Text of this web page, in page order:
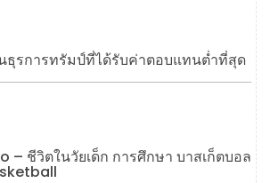
ธุรการทรัมป์ที่ได้รับค่าตอบแทนต่ำที่สุด
– ชีวิตในวัยเด็ก การศึกษา บาสเก็ตบอล